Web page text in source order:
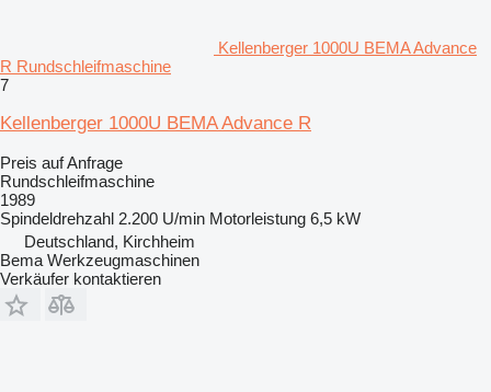
Kellenberger 1000U BEMA Advance
R Rundschleifmaschine
7
Kellenberger 1000U BEMA Advance R
Preis auf Anfrage
Rundschleifmaschine
1989
Spindeldrehzahl 2.200 U/min Motorleistung 6,5 kW
Deutschland, Kirchheim
Bema Werkzeugmaschinen
Verkäufer kontaktieren